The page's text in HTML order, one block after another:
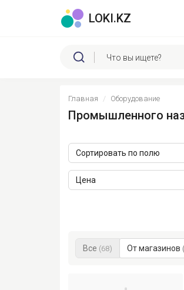
LOKI.KZ
Главная Оборудование
Промышленного
Сортировать по полю
Цена
Все (68) От магазинов